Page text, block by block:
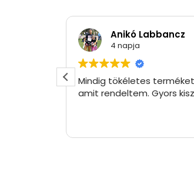
Anikó Labbancz
4 napja
Mindig tökéletes
amit rendeltem. Gyors